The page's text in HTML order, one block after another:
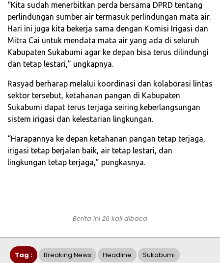
“Kita sudah menerbitkan perda bersama DPRD tentang
perlindungan sumber air termasuk perlindungan mata air.
Hari ini juga kita bekerja sama dengan Komisi Irigasi dan
Mitra Cai untuk mendata mata air yang ada di seluruh
Kabupaten Sukabumi agar ke depan bisa terus dilindungi
dan tetap lestari,” ungkapnya.
Rasyad berharap melalui koordinasi dan kolaborasi lintas
sektor tersebut, ketahanan pangan di Kabupaten
Sukabumi dapat terus terjaga seiring keberlangsungan
sistem irigasi dan kelestarian lingkungan.
“Harapannya ke depan ketahanan pangan tetap terjaga,
irigasi tetap berjalan baik, air tetap lestari, dan
lingkungan tetap terjaga,” pungkasnya.
Berita ini 26 kali dibaca
Tag : Breaking News Headline Sukabumi